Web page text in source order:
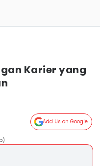
Karier yang
Add Us on Google